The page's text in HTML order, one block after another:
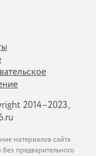
2014–2023,
материалов сайта
предварительного